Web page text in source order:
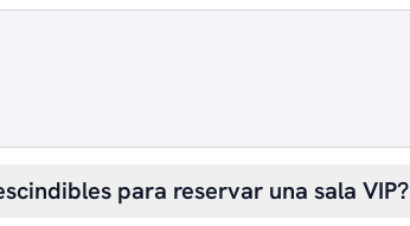
para reservar una sala VIP?